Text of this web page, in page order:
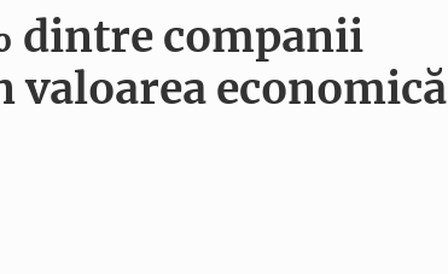
dintre companii
valoarea economică